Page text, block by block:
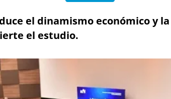
el dinamismo económico y
el estudio.